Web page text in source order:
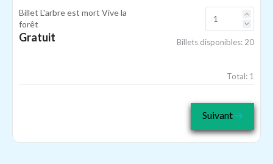
Billet L'arbre est mort Vive la
forêt
Gratuit Billets disponibles: 20
Total: 1
Suivant